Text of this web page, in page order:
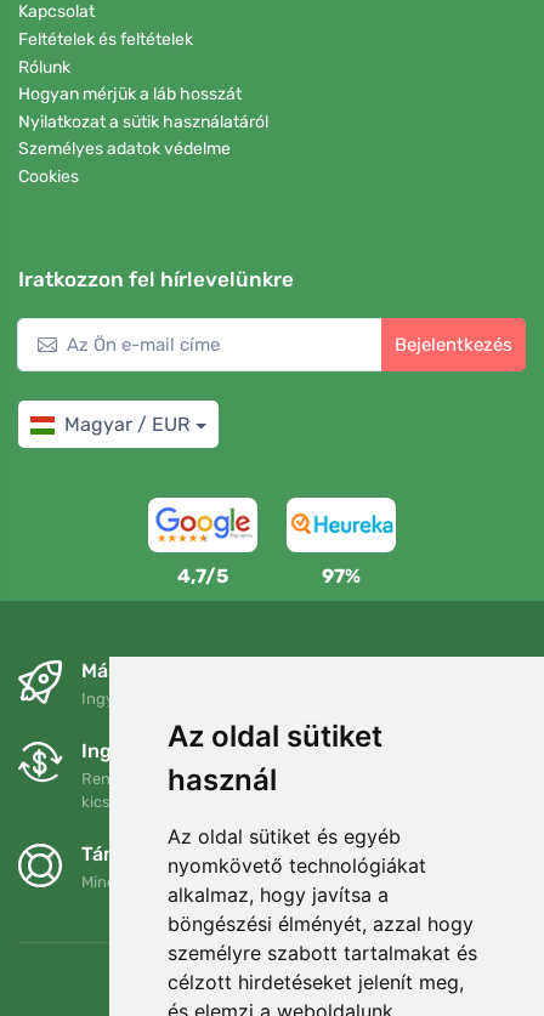
Az oldal sütiket
használ
Az oldal sütiket és egyéb
nyomkövető technológiákat
alkalmaz, hogy javítsa a
böngészési élményét, azzal hogy
személyre szabott tartalmakat és
célzott hirdetéseket jelenít meg,
és elemzi a weboldalunk
Kapcsolat
Feltételek és feltételek
Rólunk
Hogyan mérjük a láb hosszát
Nyilatkozat a sütik használatáról
Személyes adatok védelme
Cookies
Iratkozzon fel hírlevelünkre
Bejelentkezés
Magyar / EUR
4,7/5 97%
Másnapra és ingyenesen
Ingyenes szállítás a következő összeg felett: 80 EUR
Ingyenes csere és visszaküldés
Rendelését 90 napon belül bármikor visszaküldheti vagy
kicserélheti.
Támogatjuk a Trees.org-ot
Minden megrendelésért ültetünk egy fát! Bővebben